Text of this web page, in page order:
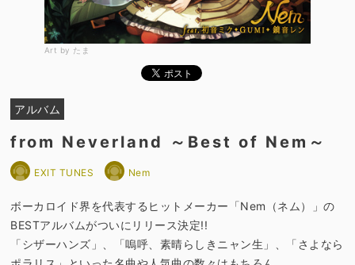
Art by たま
アルバム
from Neverland ～Best of Nem～
EXIT TUNES Nem
ボーカロイド界を代表するヒットメーカー「Nem（ネム）」の
BESTアルバムがついにリリース決定!!
「シザーハンズ」、「嗚呼、素晴らしきニャン生」、「さよなら